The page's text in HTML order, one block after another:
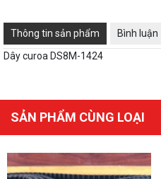
Thông tin sản phẩm
Bình luận
Dây curoa DS8M-1424
SẢN PHẨM CÙNG LOẠI